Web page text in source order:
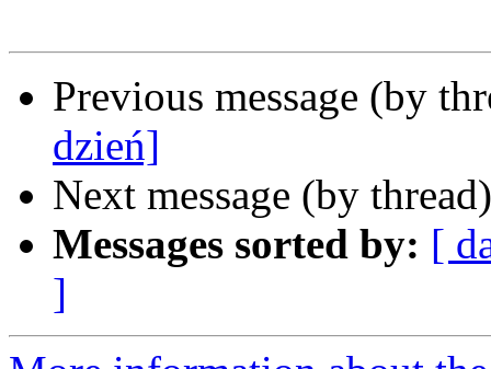
Previous message (by
dzień]
Next message (by
Messages sorted by: [
]